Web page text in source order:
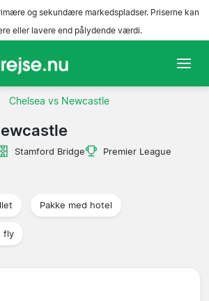
og sekundære markedspladser. Priserne kan
eller lavere end pålydende værdi.
Chelsea vs Newcastle
Stamford Bridge
Premier League
Pakke med hotel
fly